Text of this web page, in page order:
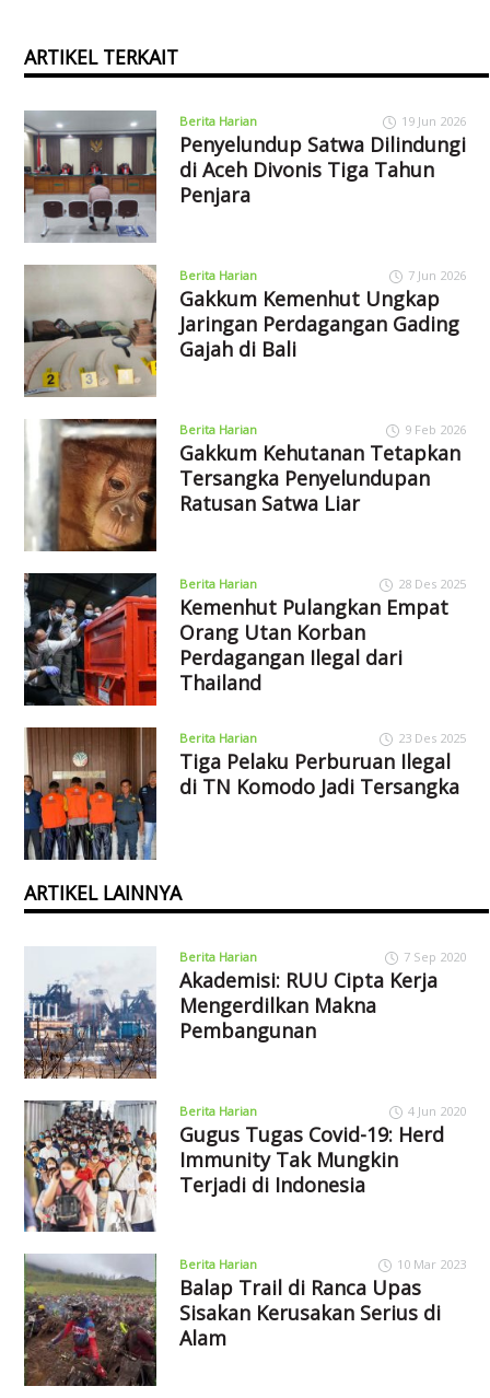
ARTIKEL TERKAIT
Berita Harian 19 Jun 2026
Penyelundup Satwa Dilindungi
di Aceh Divonis Tiga Tahun
Penjara
Berita Harian 7 Jun 2026
Gakkum Kemenhut Ungkap
Jaringan Perdagangan Gading
Gajah di Bali
Berita Harian 9 Feb 2026
Gakkum Kehutanan Tetapkan
Tersangka Penyelundupan
Ratusan Satwa Liar
Berita Harian 28 Des 2025
Kemenhut Pulangkan Empat
Orang Utan Korban
Perdagangan Ilegal dari
Thailand
Berita Harian 23 Des 2025
Tiga Pelaku Perburuan Ilegal
di TN Komodo Jadi Tersangka
ARTIKEL LAINNYA
Berita Harian 7 Sep 2020
Akademisi: RUU Cipta Kerja
Mengerdilkan Makna
Pembangunan
Berita Harian 4 Jun 2020
Gugus Tugas Covid-19: Herd
Immunity Tak Mungkin
Terjadi di Indonesia
Berita Harian 10 Mar 2023
Balap Trail di Ranca Upas
Sisakan Kerusakan Serius di
Alam